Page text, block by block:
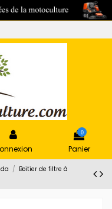
0
Panier
Boitier de filtre à